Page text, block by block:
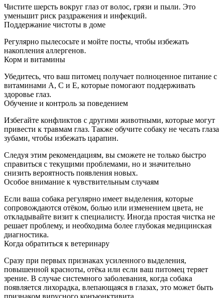
Чистите шерсть вокруг глаз от волос, грязи и пыли. Это
уменьшит риск раздражения и инфекций.
Поддержание чистоты в доме
Регулярно пылесосьте и мойте посты, чтобы избежать
накопления аллергенов.
Корм и витамины
Убедитесь, что ваш питомец получает полноценное питание с
витаминами A, C и E, которые помогают поддерживать
здоровье глаз.
Обучение и контроль за поведением
Избегайте конфликтов с другими животными, которые могут
привести к травмам глаз. Также обучите собаку не чесать глаза
зубами, чтобы избежать царапин.
Следуя этим рекомендациям, вы сможете не только быстро
справиться с текущими проблемами, но и значительно
снизить вероятность появления новых.
Особое внимание к чувствительным случаям
Если ваша собака регулярно имеет выделения, которые
сопровождаются отёком, болью или изменением цвета, не
откладывайте визит к специалисту. Иногда простая чистка не
решает проблему, и необходима более глубокая медицинская
диагностика.
Когда обратиться к ветеринару
Сразу при первых признаках усиленного выделения,
повышенной красноты, отёка или если ваш питомец теряет
зрение. В случае системного заболевания, когда собака
появляется лихорадка, влепающаяся в глазах, это может быть
признаком вирусного конъюнктивита.